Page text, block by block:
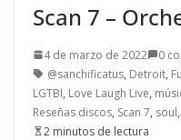
Scan 7 –
4 de marzo de 2022
0
@sanchificatus, Detroit,
LGTBI, Love Laugh Live,
Reseñas discos, Scan 7, soul,
2 minutos de lectura